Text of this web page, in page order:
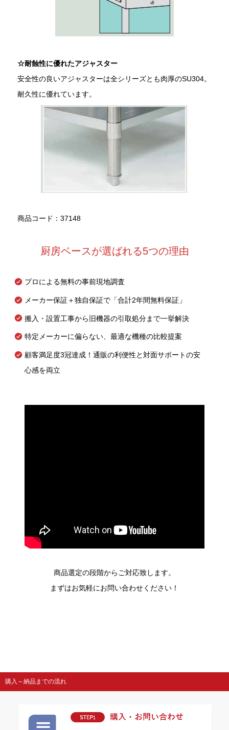
☆耐蝕性に優れたアジャスター
安全性の良いアジャスターは全シリーズとも肉厚のSU304。
耐久性に優れています。
商品コード：37148
厨房ベースが選ばれる5つの理由
プロによる無料の事前現地調査
メーカー保証＋独自保証で「合計2年間無料保証」
搬入・設置工事から旧機器の引取処分まで一挙解決
特定メーカーに偏らない、最適な機種の比較提案
顧客満足度3冠達成！通販の利便性と対面サポートの安
心感を両立
商品選定の段階からご対応致します。
まずはお気軽にお問い合わせください！
購入～納品までの流れ